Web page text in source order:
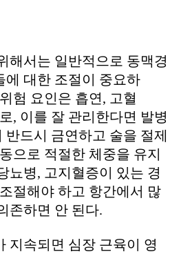
해서는 일반적으로 동맥경
에 대한 조절이 중요하
험 요인은 흡연, 고혈
, 이를 잘 관리한다면 발병
드시 금연하고 술을 절제
으로 적절한 체중을 유지
뇨병, 고지혈증이 있는 경
절해야 하고 항간에서 많
존하면 안 된다.
지속되면 심장 근육이 영